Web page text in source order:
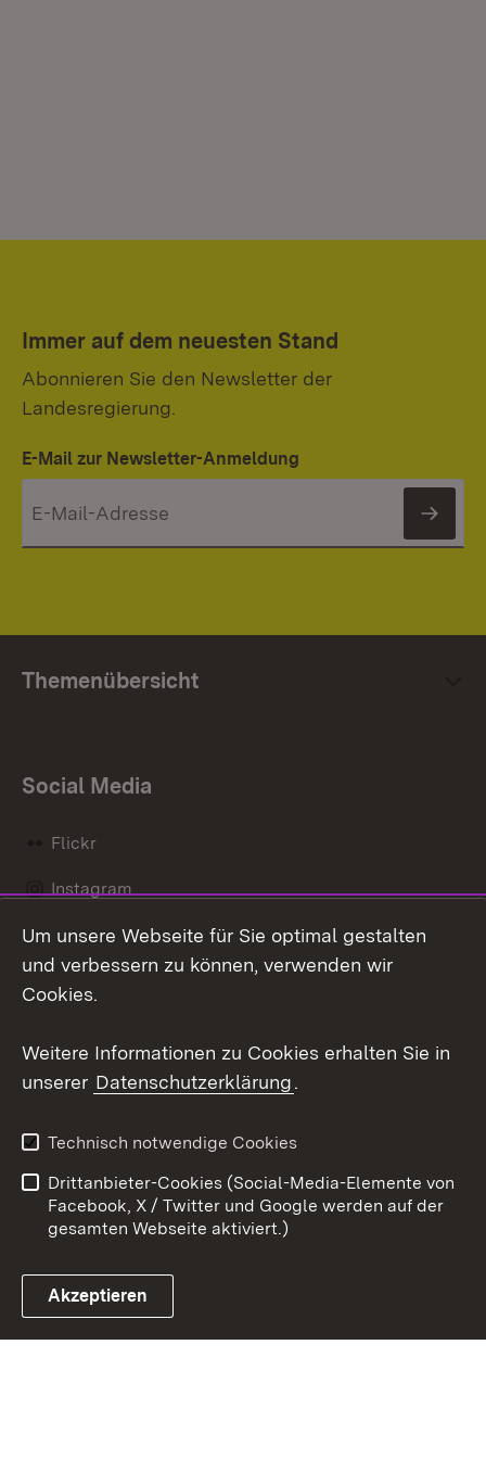
Immer auf dem neuesten Stand
Abonnieren Sie den Newsletter der
Landesregierung.
E-Mail zur Newsletter-Anmeldung
Themenübersicht
Social Media
Flickr
Instagram
Social Wall
Link zum Landesportal
Barrierefreiheit
Benutzungshinweise
Impressum
Cookies
Um unsere Webseite für Sie optimal gestalten
und verbessern zu können, verwenden wir
Cookies.
Weitere Informationen zu Cookies erhalten Sie in
unserer Datenschutzerklärung.
Technisch notwendige Cookies
Drittanbieter-Cookies (Social-Media-Elemente von
Facebook, X / Twitter und Google werden auf der
gesamten Webseite aktiviert.)
Akzeptieren